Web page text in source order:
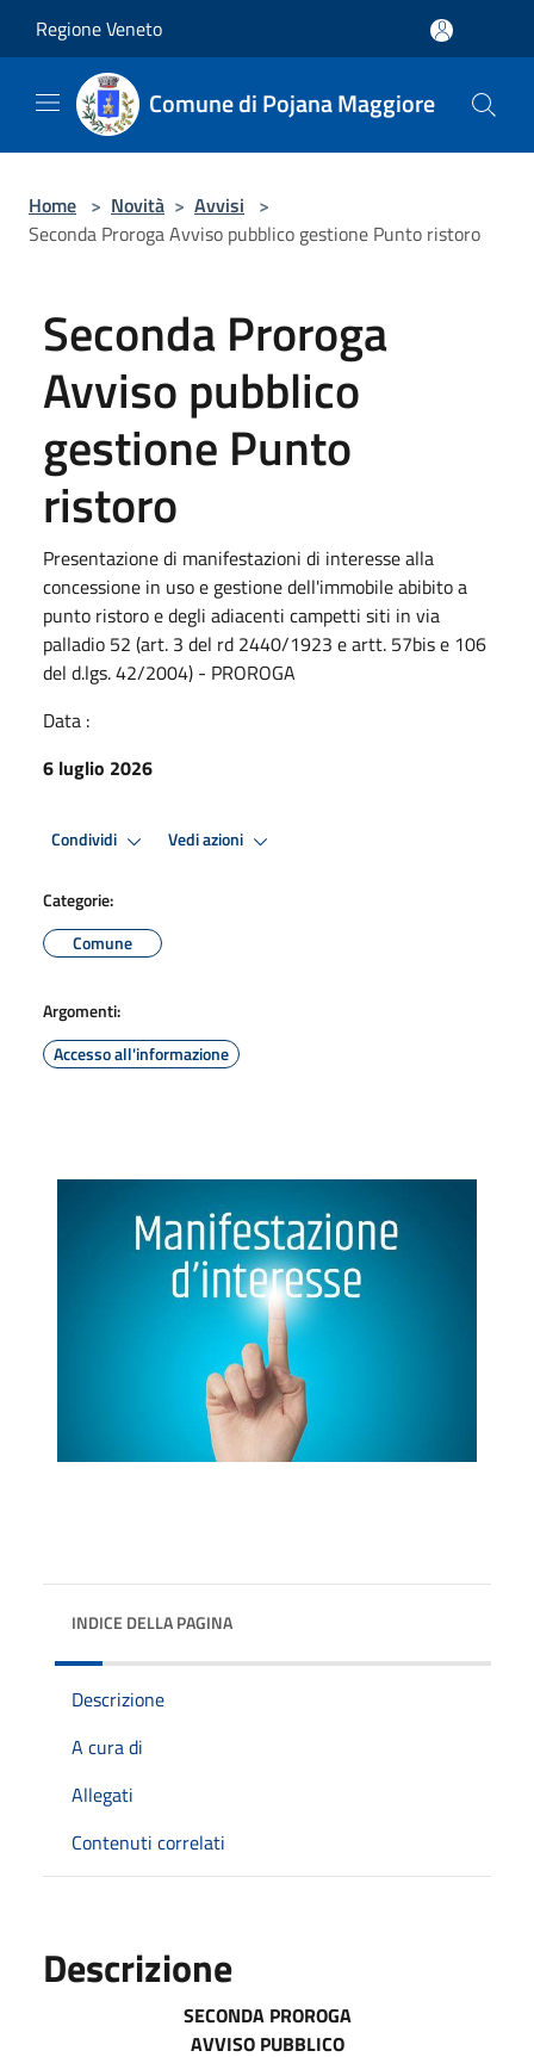
Regione Veneto
Comune di Pojana Maggiore
Home > Novità > Avvisi >
Seconda Proroga Avviso pubblico gestione Punto ristoro
Seconda Proroga
Avviso pubblico
gestione Punto
ristoro
Presentazione di manifestazioni di interesse alla
concessione in uso e gestione dell'immobile abibito a
punto ristoro e degli adiacenti campetti siti in via
palladio 52 (art. 3 del rd 2440/1923 e artt. 57bis e 106
del d.lgs. 42/2004) - PROROGA
Data :
6 luglio 2026
Condividi Vedi azioni
Categorie:
Comune
Argomenti:
Accesso all'informazione
INDICE DELLA PAGINA
Descrizione
A cura di
Allegati
Contenuti correlati
Descrizione
SECONDA PROROGA
AVVISO PUBBLICO